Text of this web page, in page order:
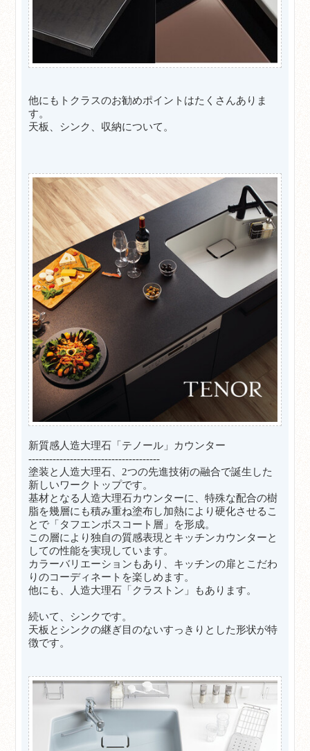
他にもトクラスのお勧めポイントはたくさんありま
す。
天板、シンク、収納について。
新質感人造大理石「テノール」カウンター
--------------------------------------
塗装と人造大理石、2つの先進技術の融合で誕生した
新しいワークトップです。
基材となる人造大理石カウンターに、特殊な配合の樹
脂を幾層にも積み重ね塗布し加熱により硬化させるこ
とで「タフエンボスコート層」を形成。
この層により独自の質感表現とキッチンカウンターと
しての性能を実現しています。
カラーバリエーションもあり、キッチンの扉とこだわ
りのコーディネートを楽しめます。
他にも、人造大理石「クラストン」もあります。
続いて、シンクです。
天板とシンクの継ぎ目のないすっきりとした形状が特
徴です。